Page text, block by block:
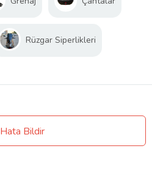
Rüzgar Siperlikleri
Hata Bildir